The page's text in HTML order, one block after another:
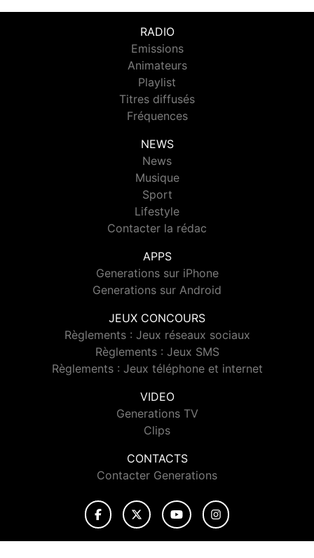
RADIO
Emissions
Animateurs
Playlist
Titres diffusés
Fréquences
NEWS
News
Musique
Sport
Lifestyle
Contacter la rédac
APPS
Generations sur iPhone
Generations sur Android
JEUX CONCOURS
Règlements : Jeux réseaux sociaux
Règlements : Jeux SMS
Règlements : Jeux téléphone et internet
VIDEO
Generations TV
Clips
CONTACTS
Contacter Generations